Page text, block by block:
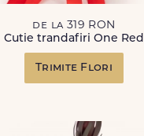
de la 319 RON
Cutie trandafiri One Red
Trimite Flori